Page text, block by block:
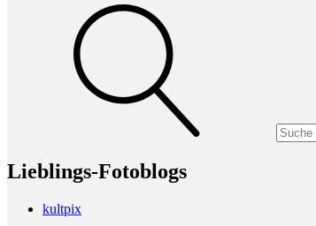
Lieblings-Fotoblogs
kultpix